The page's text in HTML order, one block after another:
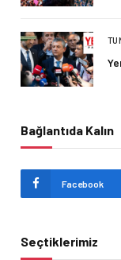
Bağlantıda Kalın
Facebook
Seçtiklerimiz